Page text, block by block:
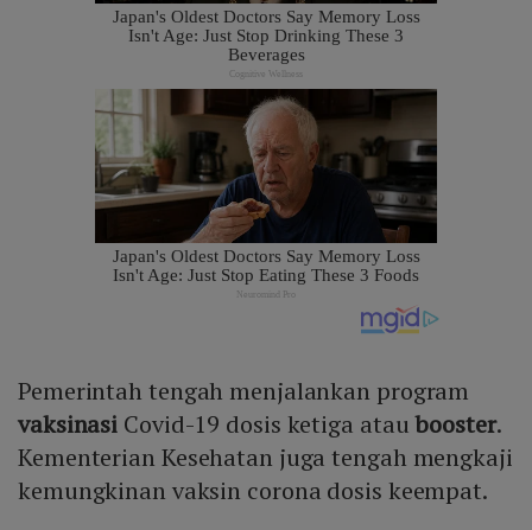
Pemerintah tengah menjalankan program
vaksinasi Covid-19 dosis ketiga ataubooster.
Kementerian Kesehatan juga tengah mengkaji
kemungkinan vaksin corona dosis keempat.